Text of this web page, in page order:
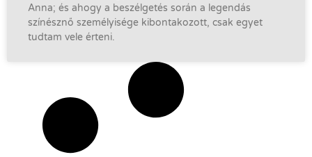
Anna; és ahogy a beszélgetés során a legendás
színésznő személyisége kibontakozott, csak egyet
tudtam vele érteni.